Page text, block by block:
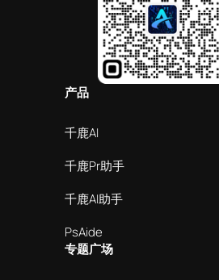
产品
千鹿AI
千鹿Pr助手
千鹿AI助手
PsAide
专题广场